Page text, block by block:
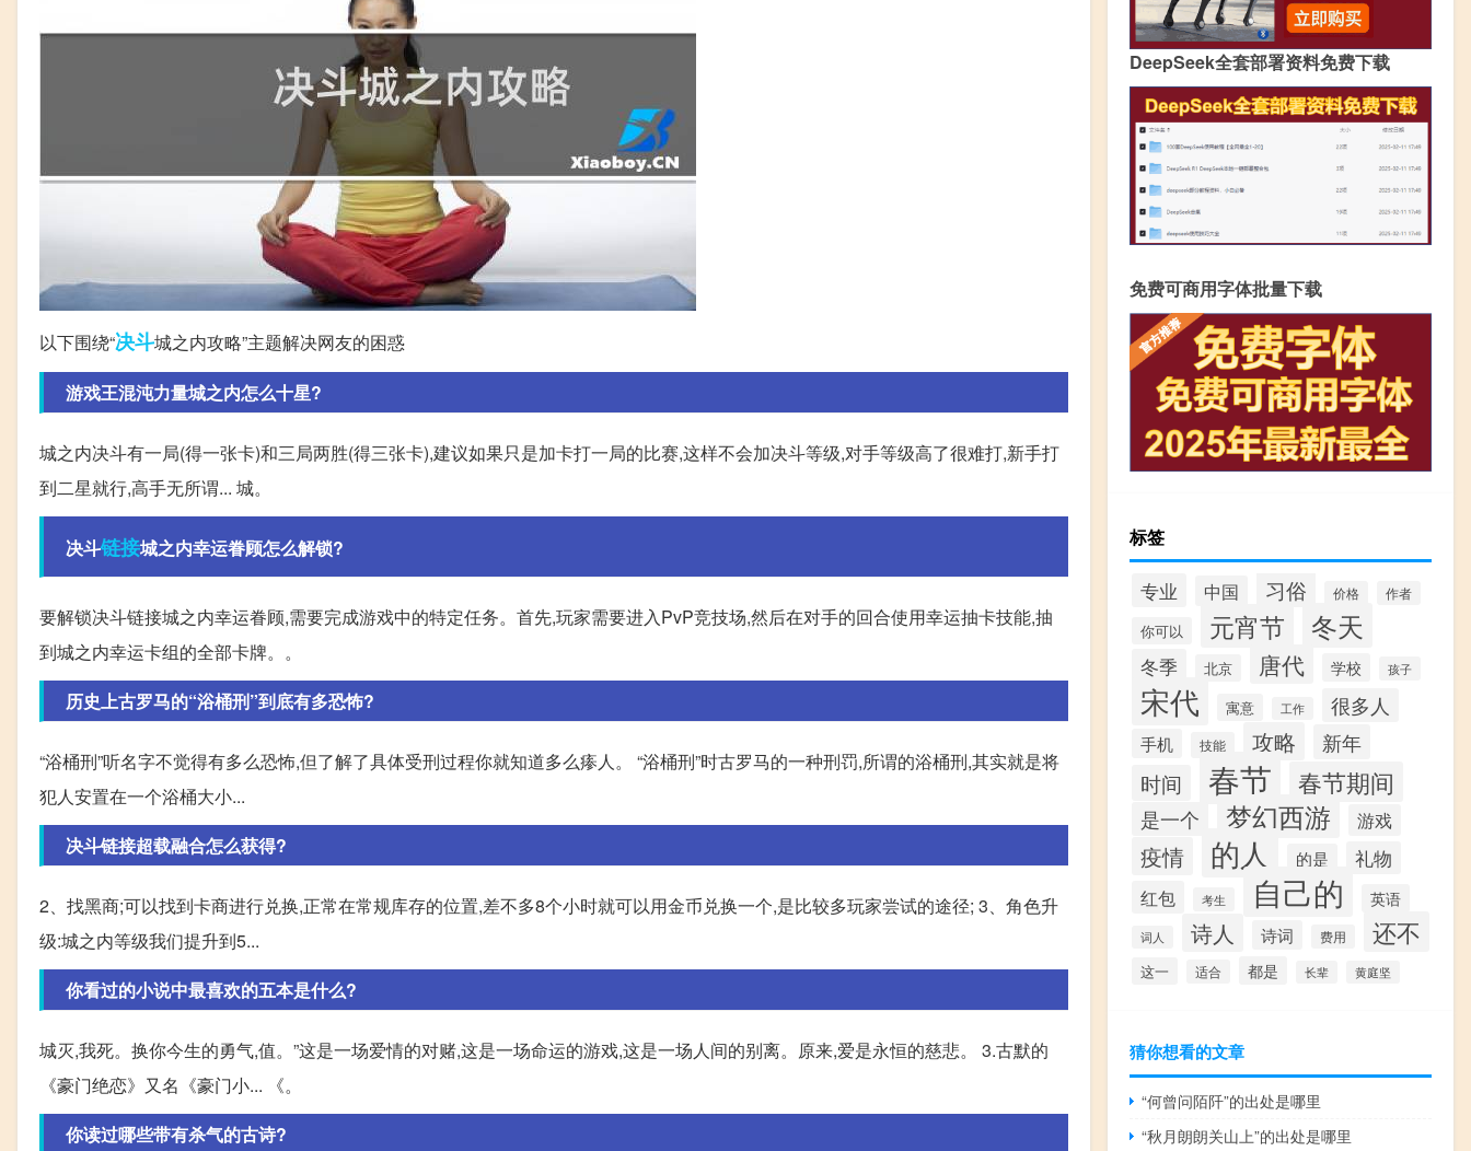
以下围绕“决斗城之内攻略”主题解决网友的困惑
游戏王混沌力量城之内怎么十星?
城之内决斗有一局(得一张卡)和三局两胜(得三张卡),建议如果只是加卡打一局的比赛,这样不会加决斗等级,对手等级高了很难打,新手打
到二星就行,高手无所谓... 城。
决斗链接城之内幸运眷顾怎么解锁?
要解锁决斗链接城之内幸运眷顾,需要完成游戏中的特定任务。首先,玩家需要进入PvP竞技场,然后在对手的回合使用幸运抽卡技能,抽
到城之内幸运卡组的全部卡牌。。
历史上古罗马的“浴桶刑”到底有多恐怖?
“浴桶刑”听名字不觉得有多么恐怖,但了解了具体受刑过程你就知道多么瘆人。 “浴桶刑”时古罗马的一种刑罚,所谓的浴桶刑,其实就是将
犯人安置在一个浴桶大小...
决斗链接超载融合怎么获得?
2、找黑商;可以找到卡商进行兑换,正常在常规库存的位置,差不多8个小时就可以用金币兑换一个,是比较多玩家尝试的途径; 3、角色升
级:城之内等级我们提升到5...
你看过的小说中最喜欢的五本是什么?
城灭,我死。换你今生的勇气,值。”这是一场爱情的对赌,这是一场命运的游戏,这是一场人间的别离。原来,爱是永恒的慈悲。 3.古默的
《豪门绝恋》又名《豪门小... 《。
你读过哪些带有杀气的古诗?
DeepSeek全套部署资料免费下载
免费可商用字体批量下载
标签
专业 中国 习俗 价格 作者
你可以 元宵节 冬天
冬季 北京 唐代 学校 孩子
宋代 寓意 工作 很多人
手机 技能 攻略 新年
时间 春节 春节期间
是一个 梦幻西游 游戏
疫情 的人 的是
礼物
红包
考生 自己的 英语
词人 诗人 诗词 费用 还不
这一 适合 都是 长辈 黄庭坚
猜你想看的文章
“何曾问陌阡”的出处是哪里
“秋月朗朗关山上”的出处是哪里